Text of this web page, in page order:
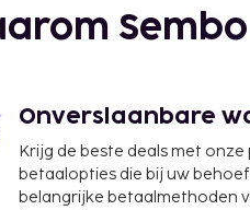
- 15 km
- 16,2 km
- 16,3 km
- 16,4 km
Onverslaanbare
Krijg de beste deals met
betaalopties die bij uw
belangrijke betaalmethoden